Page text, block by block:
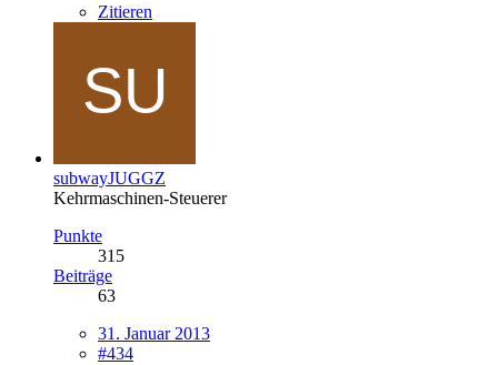
Zitieren
subwayJUGGZ
Kehrmaschinen-Steuerer
Punkte
315
Beiträge
63
31. Januar 2013
#434